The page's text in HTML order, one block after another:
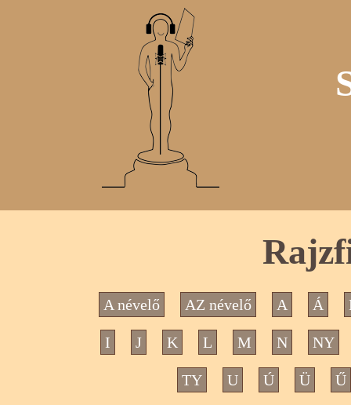
A névelő AZ névelő A Á
I J K L M N NY
TY U Ú Ü Ű